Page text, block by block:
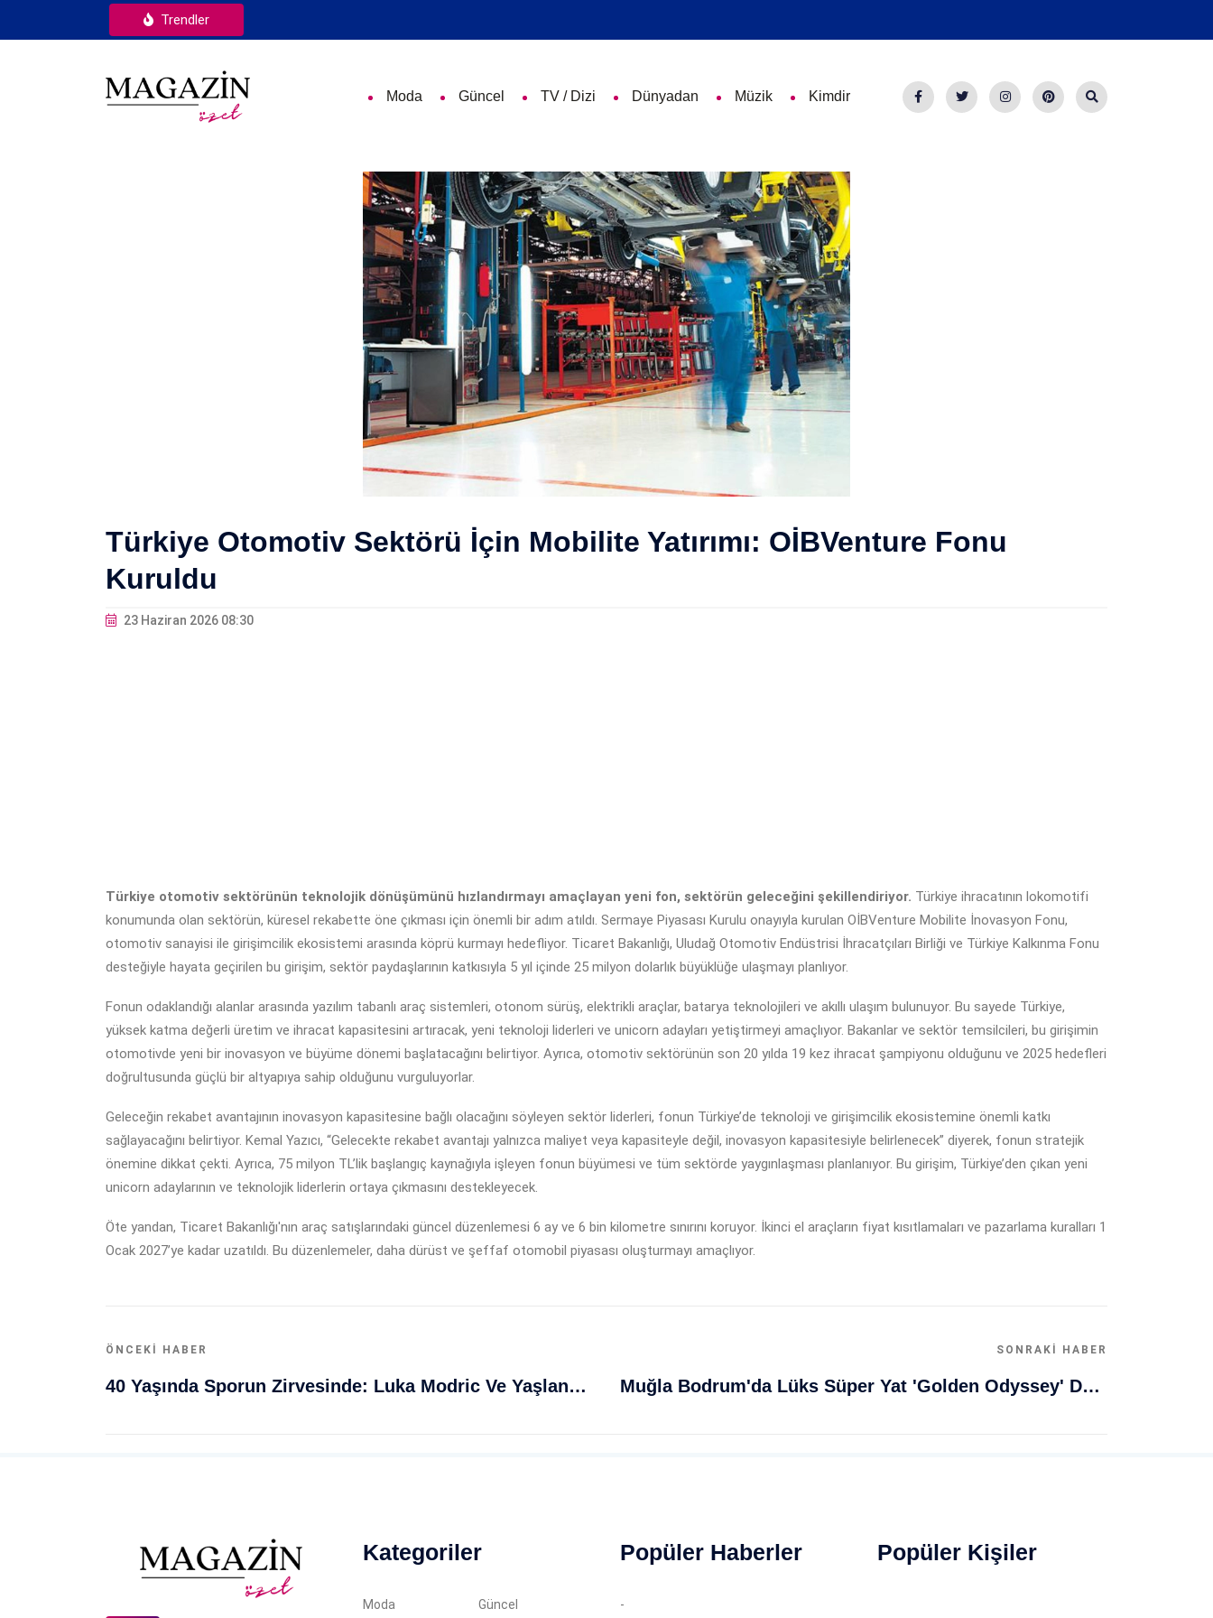
Trendler
Moda Güncel TV / Dizi Dünyadan Müzik Kimdir
Türkiye Otomotiv Sektörü İçin Mobilite Yatırımı: OİBVenture Fonu
Kuruldu
23 Haziran 2026 08:30
Türkiye otomotiv sektörünün teknolojik dönüşümünü hızlandırmayı amaçlayan yeni fon, sektörün geleceğini şekillendiriyor. Türkiye ihracatının lokomotifi
konumunda olan sektörün, küresel rekabette öne çıkması için önemli bir adım atıldı. Sermaye Piyasası Kurulu onayıyla kurulan OİBVenture Mobilite İnovasyon Fonu,
otomotiv sanayisi ile girişimcilik ekosistemi arasında köprü kurmayı hedefliyor. Ticaret Bakanlığı, Uludağ Otomotiv Endüstrisi İhracatçıları Birliği ve Türkiye Kalkınma Fonu
desteğiyle hayata geçirilen bu girişim, sektör paydaşlarının katkısıyla 5 yıl içinde 25 milyon dolarlık büyüklüğe ulaşmayı planlıyor.
Fonun odaklandığı alanlar arasında yazılım tabanlı araç sistemleri, otonom sürüş, elektrikli araçlar, batarya teknolojileri ve akıllı ulaşım bulunuyor. Bu sayede Türkiye,
yüksek katma değerli üretim ve ihracat kapasitesini artıracak, yeni teknoloji liderleri ve unicorn adayları yetiştirmeyi amaçlıyor. Bakanlar ve sektör temsilcileri, bu girişimin
otomotivde yeni bir inovasyon ve büyüme dönemi başlatacağını belirtiyor. Ayrıca, otomotiv sektörünün son 20 yılda 19 kez ihracat şampiyonu olduğunu ve 2025 hedefleri
doğrultusunda güçlü bir altyapıya sahip olduğunu vurguluyorlar.
Geleceğin rekabet avantajının inovasyon kapasitesine bağlı olacağını söyleyen sektör liderleri, fonun Türkiye’de teknoloji ve girişimcilik ekosistemine önemli katkı
sağlayacağını belirtiyor. Kemal Yazıcı, “Gelecekte rekabet avantajı yalnızca maliyet veya kapasiteyle değil, inovasyon kapasitesiyle belirlenecek” diyerek, fonun stratejik
önemine dikkat çekti. Ayrıca, 75 milyon TL’lik başlangıç kaynağıyla işleyen fonun büyümesi ve tüm sektörde yaygınlaşması planlanıyor. Bu girişim, Türkiye’den çıkan yeni
unicorn adaylarının ve teknolojik liderlerin ortaya çıkmasını destekleyecek.
Öte yandan, Ticaret Bakanlığı'nın araç satışlarındaki güncel düzenlemesi 6 ay ve 6 bin kilometre sınırını koruyor. İkinci el araçların fiyat kısıtlamaları ve pazarlama kuralları 1
Ocak 2027’ye kadar uzatıldı. Bu düzenlemeler, daha dürüst ve şeffaf otomobil piyasası oluşturmayı amaçlıyor.
ÖNCEKI HABER
40 Yaşında Sporun Zirvesinde: Luka Modric Ve Yaşlanan Profesyonellerin Sırrı
SONRAKI HABER
Muğla Bodrum'da Lüks Süper Yat 'Golden Odyssey' Demirledi
Kategoriler
Moda Güncel
Popüler Haberler
-
Popüler Kişiler